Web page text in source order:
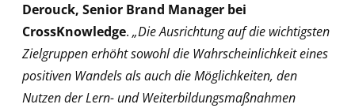
Derouck, Senior Brand Manager bei
CrossKnowledge. „Die Ausrichtung auf die wichtigsten
Zielgruppen erhöht sowohl die Wahrscheinlichkeit eines
positiven Wandels als auch die Möglichkeiten, den
Nutzen der Lern- und Weiterbildungsmaßnahmen